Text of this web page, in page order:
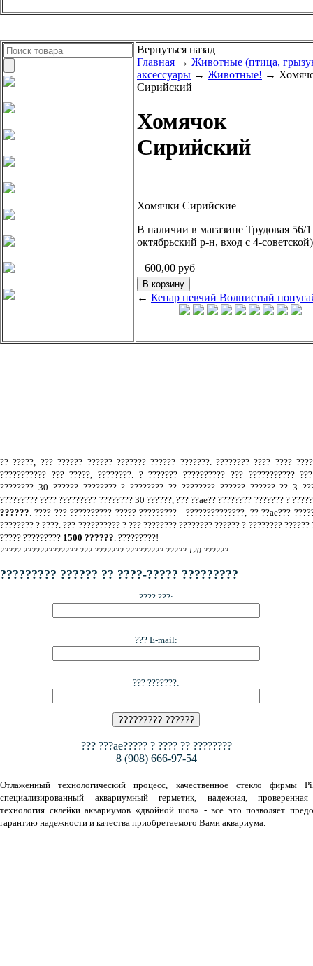
Вернуться назад
Главная → Животные (птица,
аксессуары → Животные! →
Сирийский
Хомячок
Сирийский
Хомячки Сирийские
В наличии в магазине Трудовая 56/1
октябрьский р-н, вход с 4-
600,00 руб
← Кенар певчий Волнистый
?? ?????, ??? ?????? ?????? ??????? ?????? ???????. ???????? ???? ????
??????????? ??? ?????, ????????. ? ??????? ?????????? ??? ???????????
???????? 30 ?????? ???????? ? ???????? ?? ???????? ?????? ?????? ?? 3
????????? ???? ????????? ???????? 30 ??????, ??? ??ae?? ???????? ??????? ?
??????. ???? ??? ?????????? ????? ????????? - ??????????????, ?? ??ae???
???????? ? ????. ??? ?????????? ? ??? ???????? ???????? ?????? ? ???????? ??????
????? ????????? 1500 ??????. ?????????!
????? ????????????? ??? ??????? ????????? ????? 120 ??????.
????????? ?????? ?? ????-????? ?????????
???? ???:
??? E-mail:
??? ???????:
??? ???ae????? ? ???? ?? ????????
8 (908) 666-97-54
Отлаженный технологический процесс, качественное стекло фирмы
специализированный аквариумный герметик, надежная,
технология склейки аквариумов «двойной шов» - все это позволяет
гарантию надежности и качества приобретаемого Вами аквариума.